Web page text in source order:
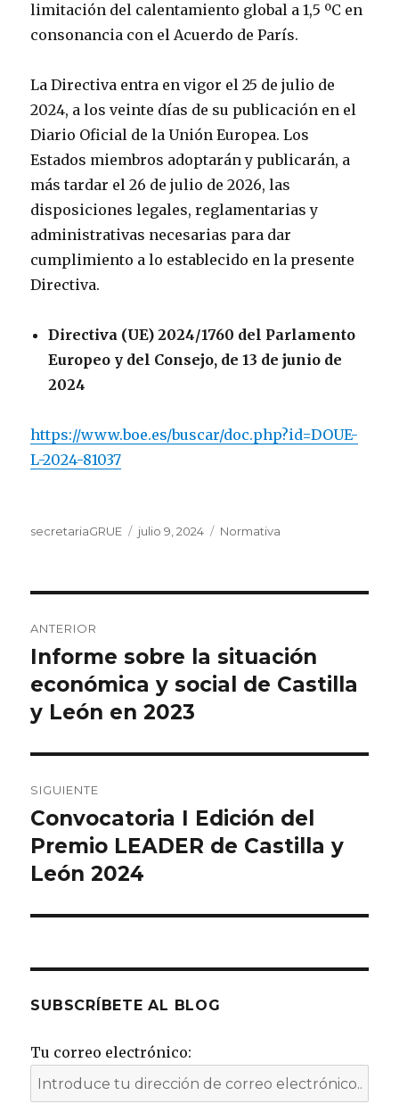
limitación del calentamiento global a 1,5 ºC en
consonancia con el Acuerdo de París.
La Directiva entra en vigor el 25 de julio de
2024, a los veinte días de su publicación en el
Diario Oficial de la Unión Europea. Los
Estados miembros adoptarán y publicarán, a
más tardar el 26 de julio de 2026, las
disposiciones legales, reglamentarias y
administrativas necesarias para dar
cumplimiento a lo establecido en la presente
Directiva.
Directiva (UE) 2024/1760 del Parlamento
Europeo y del Consejo, de 13 de junio de
2024
https://www.boe.es/buscar/doc.php?id=DOUE-
L-2024-81037
Autor
secretariaGRUE
Publicado
julio 9, 2024 Categorías
Normativa
de
entradas
ANTERIOR
Entrada
anterior:
Informe sobre la situación
económica y social de Castilla
y León en 2023
SIGUIENTE
Entrada
siguiente:
Convocatoria I Edición del
Premio LEADER de Castilla y
León 2024
SUBSCRÍBETE AL BLOG
Tu correo electrónico: